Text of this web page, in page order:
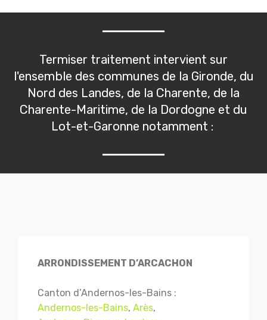
Termiser traitement intervient sur
l'ensemble des communes de la Gironde, du
Nord des Landes, de la Charente, de la
Charente-Maritime, de la Dordogne et du
Lot-et-Garonne notamment :
ARRONDISSEMENT D’ARCACHON
Canton d’Andernos-les-Bains :
Andernos-les-Bains, Arès,